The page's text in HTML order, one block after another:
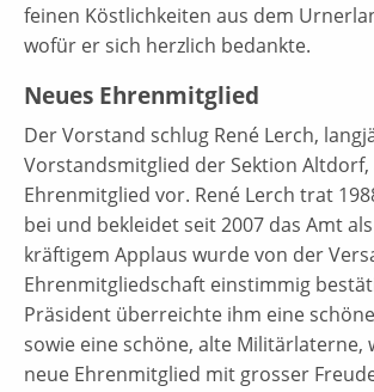
feinen Köstlichkeiten aus dem
wofür er sich herzlich bedankte.
Neues Ehrenmitglied
Der Vorstand schlug René Lerch,
Vorstandsmitglied der Sektion Altdorf,
Ehrenmitglied vor. René Lerch trat
bei und bekleidet seit 2007 das Amt
kräftigem Applaus wurde von der
Ehrenmitgliedschaft einstimmig
Präsident überreichte ihm eine
sowie eine schöne, alte Militärlaterne,
neue Ehrenmitglied mit grosser